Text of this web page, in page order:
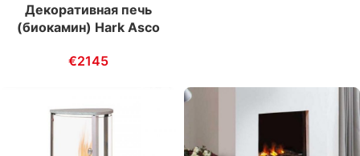
Декоративная печь
(биокамин) Hark Asco
€2145